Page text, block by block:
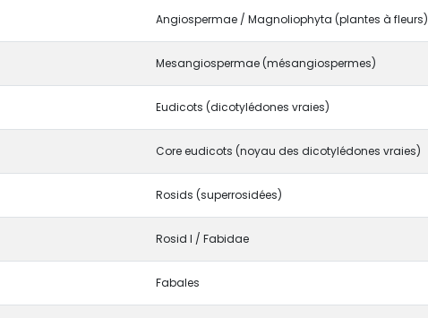
Angiospermae / Magnoliophyta (plantes à fleurs)
Mesangiospermae (mésangiospermes)
Eudicots (dicotylédones vraies)
Core eudicots (noyau des dicotylédones vraies)
Rosids (superrosidées)
Rosid I / Fabidae
Fabales